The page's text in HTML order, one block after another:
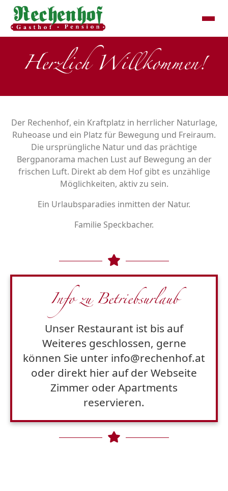
Herzlich Willkommen!
Der Rechenhof, ein Kraftplatz in herrlicher Naturlage,
Ruheoase und ein Platz für Bewegung und Freiraum.
Die ursprüngliche Natur und das prächtige
Bergpanorama machen Lust auf Bewegung an der
frischen Luft. Direkt ab dem Hof gibt es unzählige
Möglichkeiten, aktiv zu sein.
Ein Urlaubsparadies inmitten der Natur.
Familie Speckbacher.
Info zu Betriebsurlaub
Unser Restaurant ist bis auf
Weiteres geschlossen, gerne
können Sie unter info@rechenhof.at
oder direkt hier auf der Webseite
Zimmer oder Apartments
reservieren.